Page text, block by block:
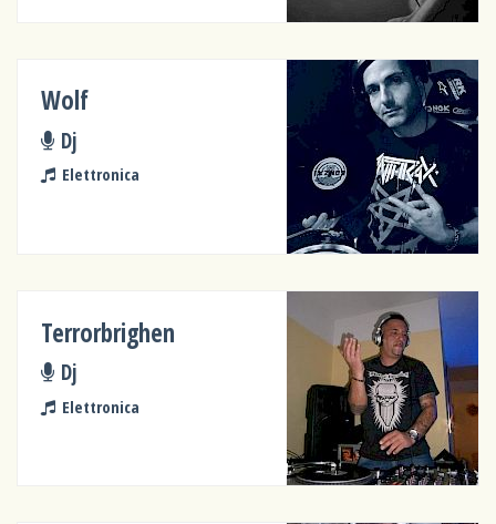
Wolf
Dj
Elettronica
Terrorbrighen
Dj
Elettronica